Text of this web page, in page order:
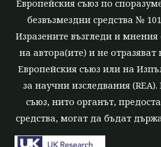
Европейския съюз по
безвъзмездни средства №
Изразените възгледи и мнения
на автора(ите) и не
Европейския съюз или на
за научни изследвания
съюз, нито органът,
средства, могат да бъдат